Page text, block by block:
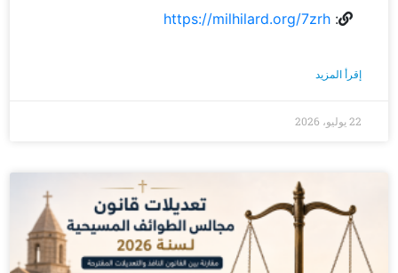
:
https://milhilard.org/7zrh
إقرأ المزيد
22 يوليو، 2026